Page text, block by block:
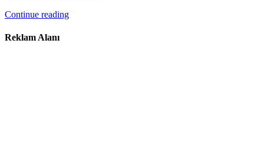
Continue reading
Reklam Alanı